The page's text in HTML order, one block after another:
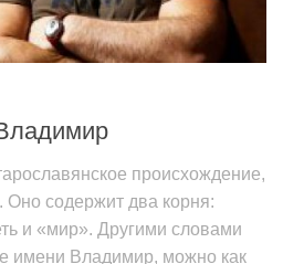
происхождение,
Оно содержит два корня:
и «мир». Другими словами
имени Владимир, можно как